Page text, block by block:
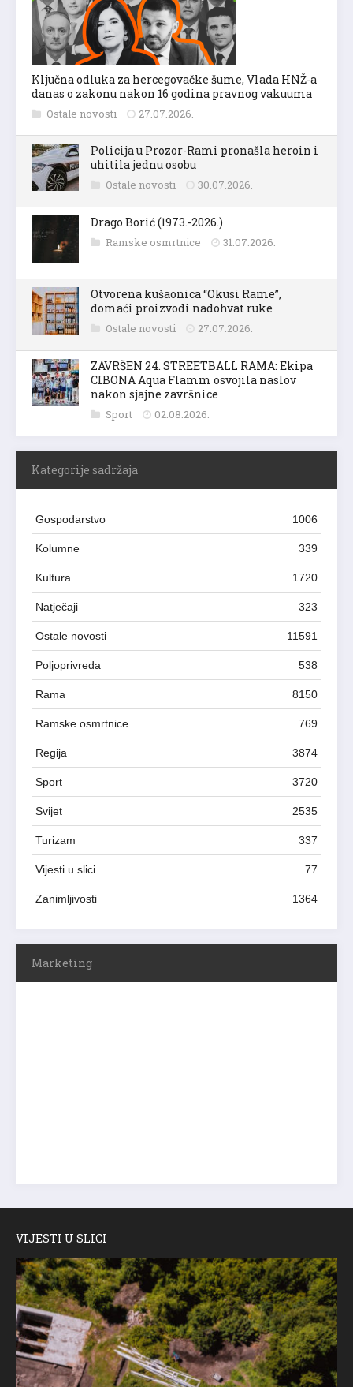
Ključna odluka za hercegovačke šume, Vlada HNŽ-a
danas o zakonu nakon 16 godina pravnog vakuuma
Ostale novosti 27.07.2026.
Policija u Prozor-Rami pronašla heroin i
uhitila jednu osobu
Ostale novosti 30.07.2026.
Drago Borić (1973.-2026.)
Ramske osmrtnice 31.07.2026.
Otvorena kušaonica “Okusi Rame”,
domaći proizvodi nadohvat ruke
Ostale novosti 27.07.2026.
ZAVRŠEN 24. STREETBALL RAMA: Ekipa
CIBONA Aqua Flamm osvojila naslov
nakon sjajne završnice
Sport 02.08.2026.
Kategorije sadržaja
Gospodarstvo 1006
Kolumne 339
Kultura 1720
Natječaji 323
Ostale novosti 11591
Poljoprivreda 538
Rama 8150
Ramske osmrtnice 769
Regija 3874
Sport 3720
Svijet 2535
Turizam 337
Vijesti u slici 77
Zanimljivosti 1364
Marketing
VIJESTI U SLICI